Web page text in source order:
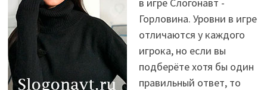
Горловина. Уровни в игре
отличаются у каждого
игрока, но если вы
подберёте хотя бы один
правильный ответ, то